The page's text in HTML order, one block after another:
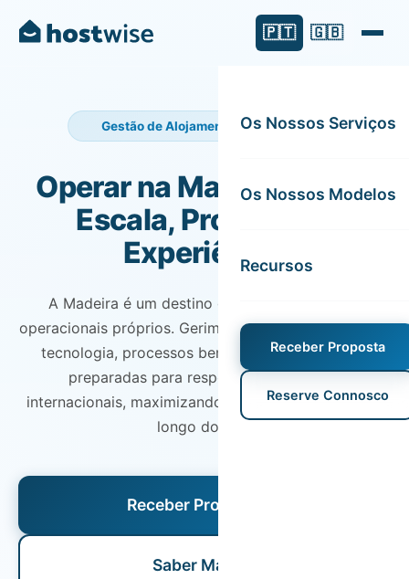
🇵🇹 🇬🇧
Os Nossos Serviços
Os Nossos Modelos
Recursos
Receber Proposta
Reserve Connosco
Gestão de Alojamento Local Madeira
Operar na Madeira Exige
Escala, Processo e
Experiência
A Madeira é um destino global, com desafios
operacionais próprios. Gerimos alojamento local com
tecnologia, processos bem definidos e equipas
preparadas para responder a hóspedes
internacionais, maximizando ocupação e receita ao
longo do ano.
Receber Proposta
Saber Mais